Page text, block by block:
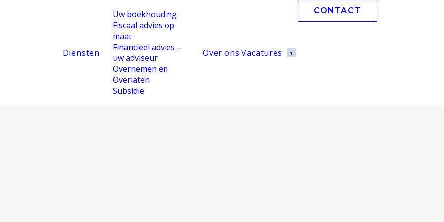
Diensten
Uw boekhouding
Fiscaal advies op
maat
Financieel advies –
uw adviseur
Overnemen en
Overlaten
Subsidie
Over ons Vacatures 1
CONTACT
voor